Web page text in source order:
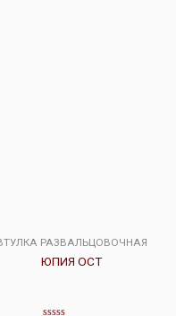
РАЗВАЛЬЦОВОЧНАЯ
ЮПИЯ ОСТ